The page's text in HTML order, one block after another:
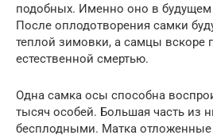
подобных. Именно оно в будущем
После оплодотворения самки
теплой зимовки, а самцы вскоре
естественной смертью.
Одна самка осы способна
тысяч особей. Большая часть из
бесплодными. Матка отложенные